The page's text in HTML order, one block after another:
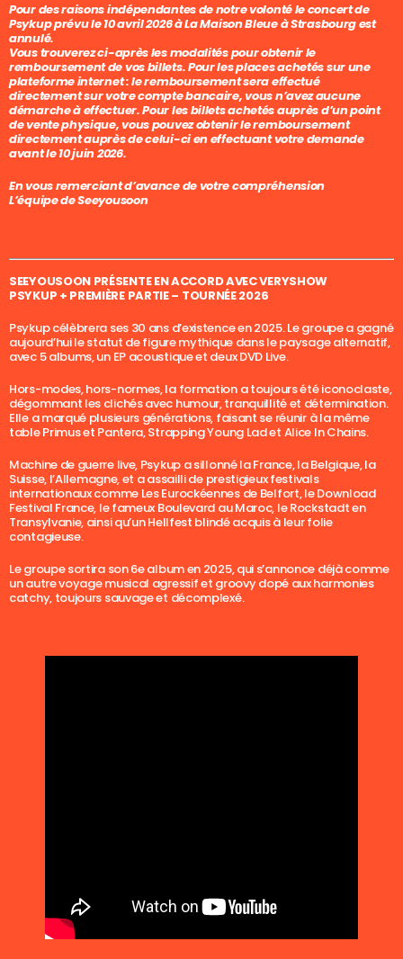
Pour des raisons indépendantes de notre volonté le concert de
Psykup prévu le 10 avril 2026 à La Maison Bleue à Strasbourg est
annulé.
Vous trouverez ci-après les modalités pour obtenir le
remboursement de vos billets. Pour les places achetés sur une
plateforme internet : le remboursement sera effectué
directement sur votre compte bancaire, vous n’avez aucune
démarche à effectuer. Pour les billets achetés auprès d’un point
de vente physique, vous pouvez obtenir le remboursement
directement auprès de celui-ci en effectuant votre demande
avant le 10 juin 2026.
En vous remerciant d’avance de votre compréhension
L’équipe de Seeyousoon
SEEYOUSOON PRÉSENTE EN ACCORD AVEC VERYSHOW
PSYKUP + PREMIÈRE PARTIE – TOURNÉE 2026
Psykup célèbrera ses 30 ans d’existence en 2025. Le groupe a gagné
aujourd’hui le statut de figure mythique dans le paysage alternatif,
avec 5 albums, un EP acoustique et deux DVD Live.
Hors-modes, hors-normes, la formation a toujours été iconoclaste,
dégommant les clichés avec humour, tranquillité et détermination.
Elle a marqué plusieurs générations, faisant se réunir à la même
table Primus et Pantera, Strapping Young Lad et Alice In Chains.
Machine de guerre live, Psykup a sillonné la France, la Belgique, la
Suisse, l’Allemagne, et a assailli de prestigieux festivals
internationaux comme Les Eurockéennes de Belfort, le Download
Festival France, le fameux Boulevard au Maroc, le Rockstadt en
Transylvanie, ainsi qu’un Hellfest blindé acquis à leur folie
contagieuse.
Le groupe sortira son 6e album en 2025, qui s’annonce déjà comme
un autre voyage musical agressif et groovy dopé aux harmonies
catchy, toujours sauvage et décomplexé.